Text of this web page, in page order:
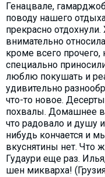
Генацвале,
поводу нашего
прекрасно
внимательно
кроме всего
специально
люблю покушать и
удивительно
что-то новое.
похвалы. Домашнее
что радовало и душу
нибудь кончается и
вкуснятины нет. Что
Гудаури еще раз.
шен микварха!